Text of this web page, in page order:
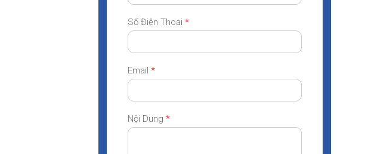
Số Điện Thoại *
Email *
Nội Dung *